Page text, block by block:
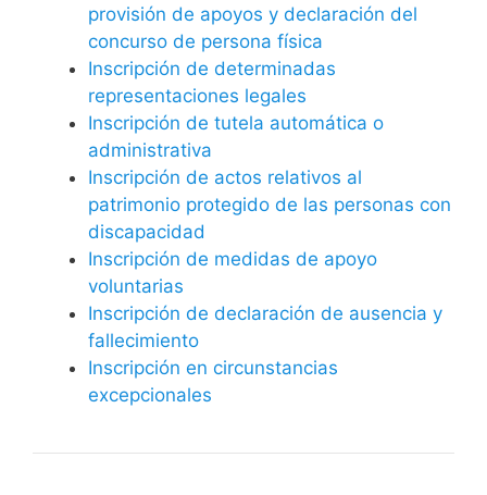
provisión de apoyos y declaración del
concurso de persona física
Inscripción de determinadas
representaciones legales
Inscripción de tutela automática o
administrativa
Inscripción de actos relativos al
patrimonio protegido de las personas con
discapacidad
Inscripción de medidas de apoyo
voluntarias
Inscripción de declaración de ausencia y
fallecimiento
Inscripción en circunstancias
excepcionales